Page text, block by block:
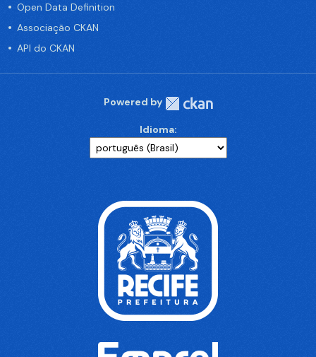
Open Data Definition
Associação CKAN
API do CKAN
Powered by
Idioma